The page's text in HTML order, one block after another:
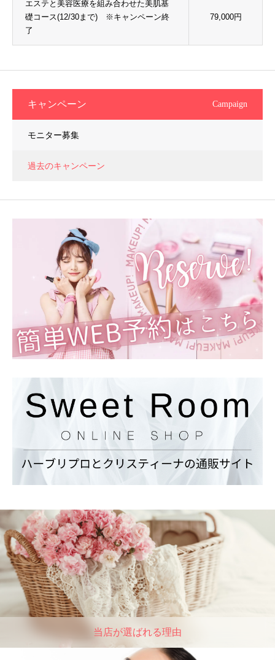
エステと美容医療を組み合わせた美肌基
礎コース(12/30まで) ※キャンペーン終
了
79,000円
キャンペーン Campaign
モニター募集
過去のキャンペーン
当店が選ばれる理由